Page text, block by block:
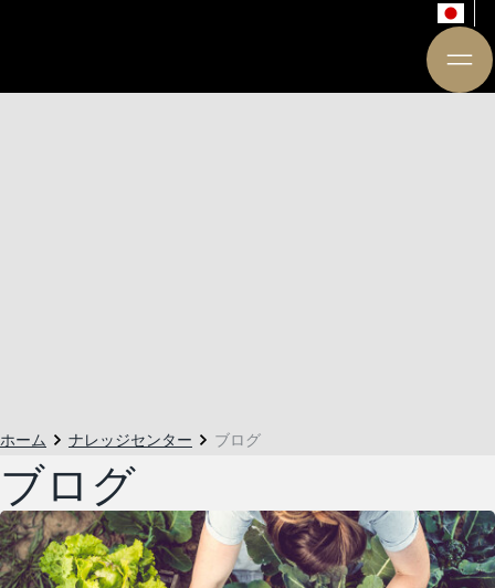
ホーム ナレッジセンター ブログ
ブログ